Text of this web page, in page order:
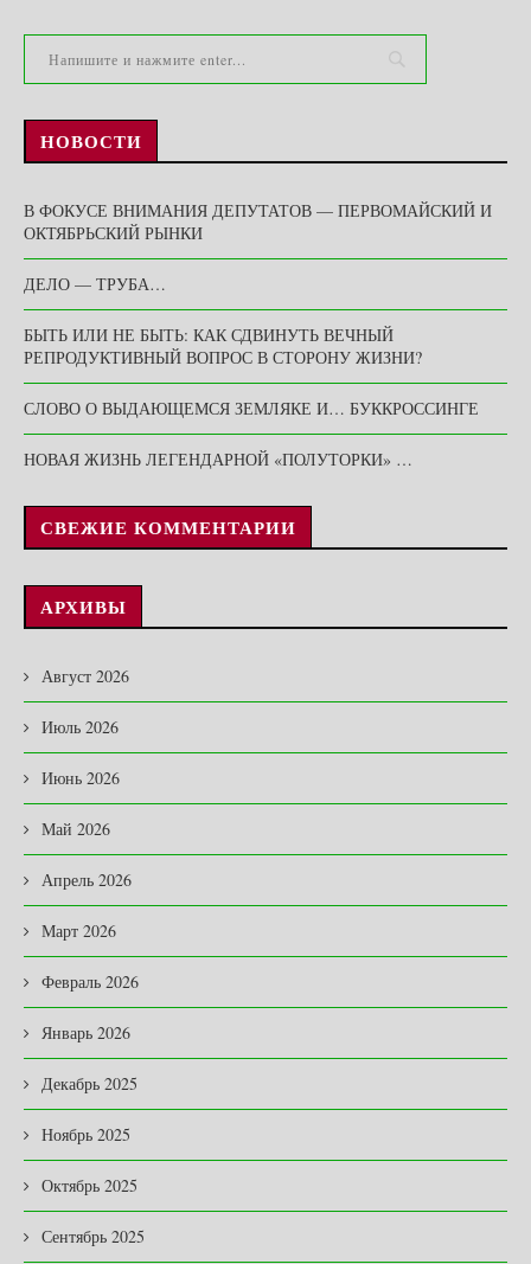
НОВОСТИ
В ФОКУСЕ ВНИМАНИЯ ДЕПУТАТОВ — ПЕРВОМАЙСКИЙ И
ОКТЯБРЬСКИЙ РЫНКИ
ДЕЛО — ТРУБА…
БЫТЬ ИЛИ НЕ БЫТЬ: КАК СДВИНУТЬ ВЕЧНЫЙ
РЕПРОДУКТИВНЫЙ ВОПРОС В СТОРОНУ ЖИЗНИ?
СЛОВО О ВЫДАЮЩЕМСЯ ЗЕМЛЯКЕ И… БУККРОССИНГЕ
НОВАЯ ЖИЗНЬ ЛЕГЕНДАРНОЙ «ПОЛУТОРКИ» …
СВЕЖИЕ КОММЕНТАРИИ
АРХИВЫ
Август 2026
Июль 2026
Июнь 2026
Май 2026
Апрель 2026
Март 2026
Февраль 2026
Январь 2026
Декабрь 2025
Ноябрь 2025
Октябрь 2025
Сентябрь 2025